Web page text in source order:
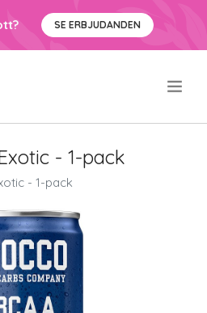
SE ERBJUDANDEN
- 1-pack
- 1-pack